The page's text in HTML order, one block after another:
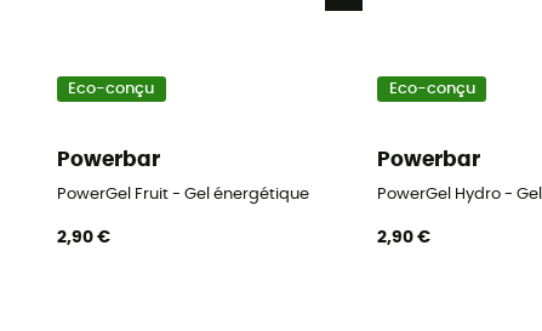
Eco-conçu
Powerbar
PowerGel Fruit - Gel énergétique
2,90 €
Eco-conçu
Powerbar
PowerGel Hydro -
2,90 €